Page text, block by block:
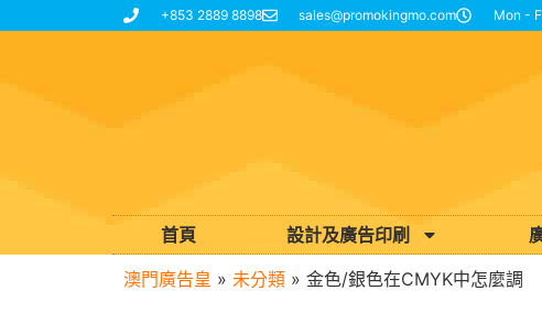
+853 2889 8898 sales@promokingmo.com Mon -
首頁 設計及廣告印刷
澳門廣告皇 » 未分類 » 金色/銀色在CMYK中怎麼調